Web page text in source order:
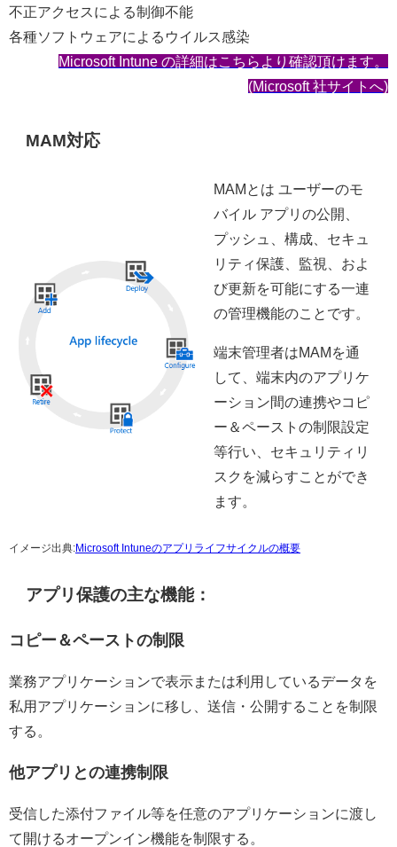
不正アクセスによる制御不能
各種ソフトウェアによるウイルス感染
Microsoft Intune の詳細はこちらより確認頂けます。
(Microsoft 社サイトへ)
MAM対応
MAMとは ユーザーのモ
バイル アプリの公開、
プッシュ、構成、セキュ
リティ保護、監視、およ
び更新を可能にする一連
の管理機能のことです。
端末管理者はMAMを通
して、端末内のアプリケ
ーション間の連携やコピ
ー＆ペーストの制限設定
等行い、セキュリティリ
スクを減らすことができ
ます。
イメージ出典:Microsoft Intuneのアプリライフサイクルの概要
アプリ保護の主な機能：
コピー＆ペーストの制限
業務アプリケーションで表示または利用しているデータを
私用アプリケーションに移し、送信・公開することを制限
する。
他アプリとの連携制限
受信した添付ファイル等を任意のアプリケーションに渡し
て開けるオープンイン機能を制限する。